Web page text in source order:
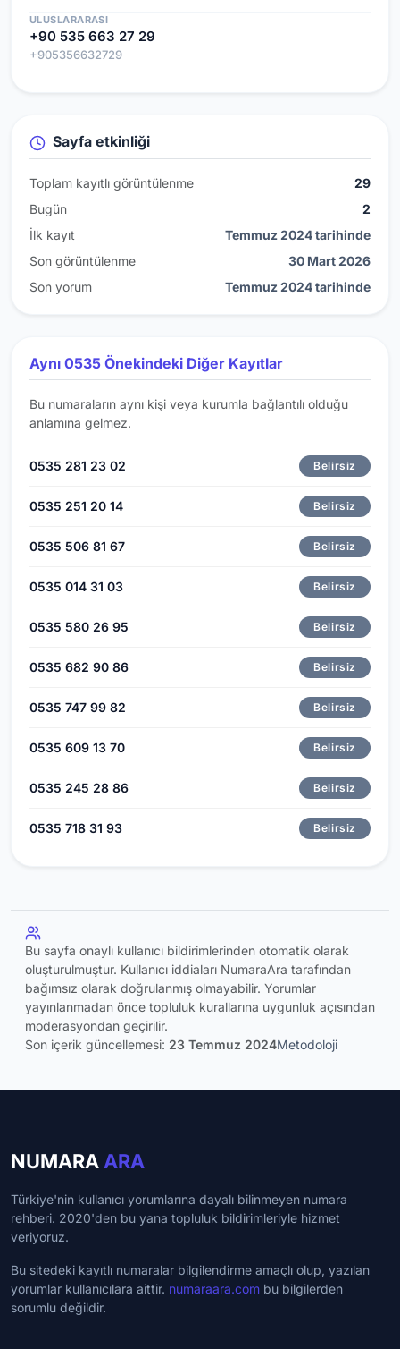
ULUSLARARASI
+90 535 663 27 29
+905356632729
Sayfa etkinliği
Toplam kayıtlı görüntülenme
29
Bugün
2
İlk kayıt
Temmuz 2024 tarihinde
Son görüntülenme
30 Mart 2026
Son yorum
Temmuz 2024 tarihinde
Aynı 0535 Önekindeki Diğer Kayıtlar
Bu numaraların aynı kişi veya kurumla bağlantılı olduğu
anlamına gelmez.
0535 281 23 02 Belirsiz
0535 251 20 14 Belirsiz
0535 506 81 67 Belirsiz
0535 014 31 03 Belirsiz
0535 580 26 95 Belirsiz
0535 682 90 86 Belirsiz
0535 747 99 82 Belirsiz
0535 609 13 70 Belirsiz
0535 245 28 86 Belirsiz
0535 718 31 93 Belirsiz
Bu sayfa onaylı kullanıcı bildirimlerinden otomatik olarak
oluşturulmuştur. Kullanıcı iddiaları NumaraAra tarafından
bağımsız olarak doğrulanmış olmayabilir. Yorumlar
yayınlanmadan önce topluluk kurallarına uygunluk açısından
moderasyondan geçirilir.
Son içerik güncellemesi: 23 Temmuz 2024Metodoloji
NUMARA ARA
Türkiye'nin kullanıcı yorumlarına dayalı bilinmeyen numara
rehberi. 2020'den bu yana topluluk bildirimleriyle hizmet
veriyoruz.
Bu sitedeki kayıtlı numaralar bilgilendirme amaçlı olup, yazılan
yorumlar kullanıcılara aittir. numaraara.com bu bilgilerden
sorumlu değildir.